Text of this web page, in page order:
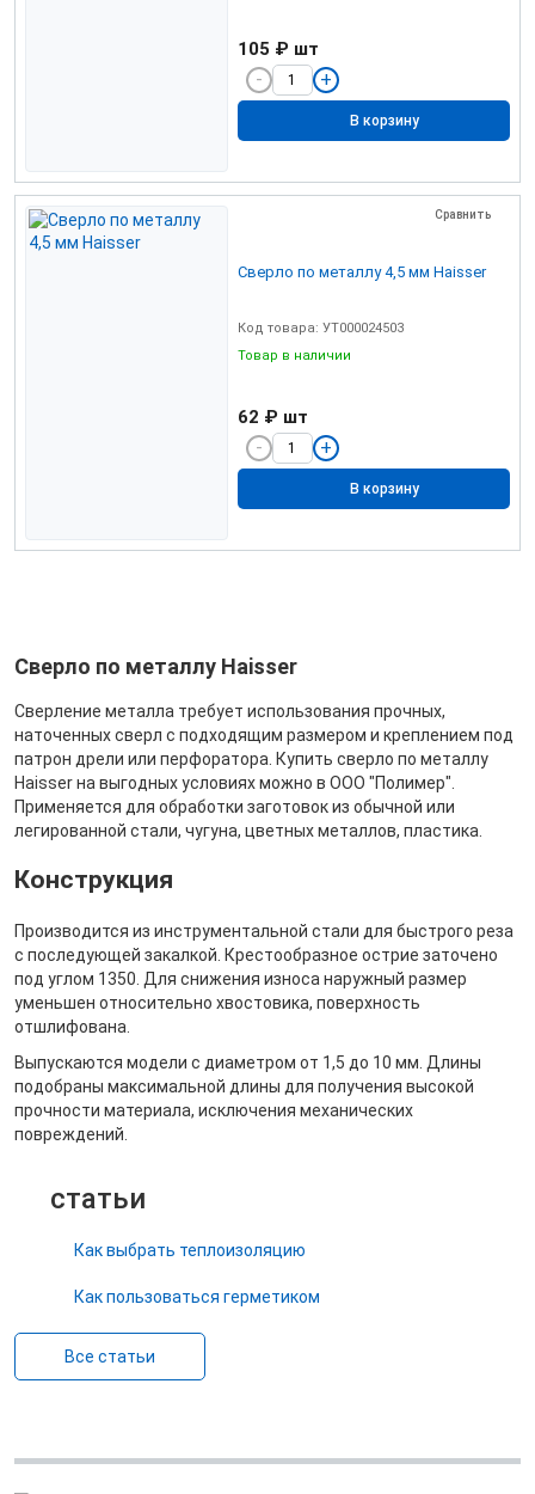
105 ₽ шт
В корзину
Сравнить
Сверло по металлу 4,5 мм Haisser
Код товара: УТ000024503
Товар в наличии
62 ₽ шт
В корзину
Сверло по металлу Haisser
Сверление металла требует использования прочных,
наточенных сверл с подходящим размером и креплением под
патрон дрели или перфоратора. Купить сверло по металлу
Haisser на выгодных условиях можно в ООО "Полимер".
Применяется для обработки заготовок из обычной или
легированной стали, чугуна, цветных металлов, пластика.
Конструкция
Производится из инструментальной стали для быстрого реза
с последующей закалкой. Крестообразное острие заточено
под углом 1350. Для снижения износа наружный размер
уменьшен относительно хвостовика, поверхность
отшлифована.
Выпускаются модели с диаметром от 1,5 до 10 мм. Длины
подобраны максимальной длины для получения высокой
прочности материала, исключения механических
повреждений.
статьи
Как выбрать теплоизоляцию
Как пользоваться герметиком
Все статьи